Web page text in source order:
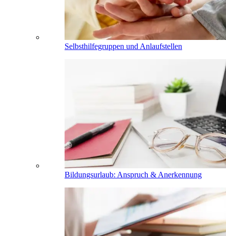
Selbsthilfegruppen und Anlaufstellen
Bildungsurlaub: Anspruch & Anerkennung